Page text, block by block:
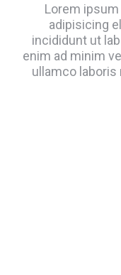
Lorem
adipisicing
incididunt ut
enim ad minim
ullamco laboris